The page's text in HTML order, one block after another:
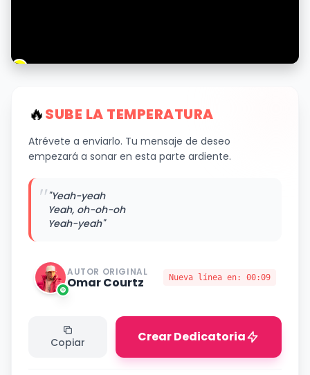
🔥SUBE LA TEMPERATURA
Atrévete a enviarlo. Tu mensaje de deseo
empezará a sonar en esta parte ardiente.
""Yeah-yeah
Yeah, oh-oh-oh
Yeah-yeah"
AUTOR ORIGINAL
Omar Courtz Nueva línea en: 00:09
Copiar Crear Dedicatoria